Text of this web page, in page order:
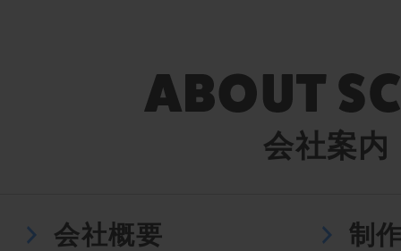
会社案内
会社概要 制